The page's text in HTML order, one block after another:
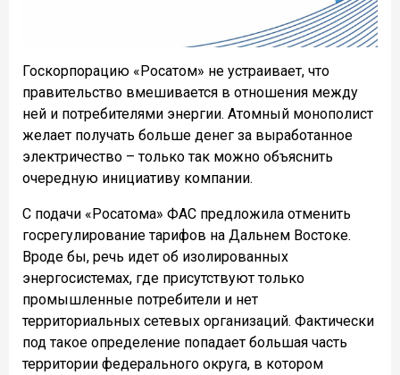
Госкорпорацию «Росатом» не устраивает, что
правительство вмешивается в отношения между
ней и потребителями энергии. Атомный монополист
желает получать больше денег за выработанное
электричество – только так можно объяснить
очередную инициативу компании.
С подачи «Росатома» ФАС предложила отменить
госрегулирование тарифов на Дальнем Востоке.
Вроде бы, речь идет об изолированных
энергосистемах, где присутствуют только
промышленные потребители и нет
территориальных сетевых организаций. Фактически
под такое определение попадает большая часть
территории федерального округа, в котором